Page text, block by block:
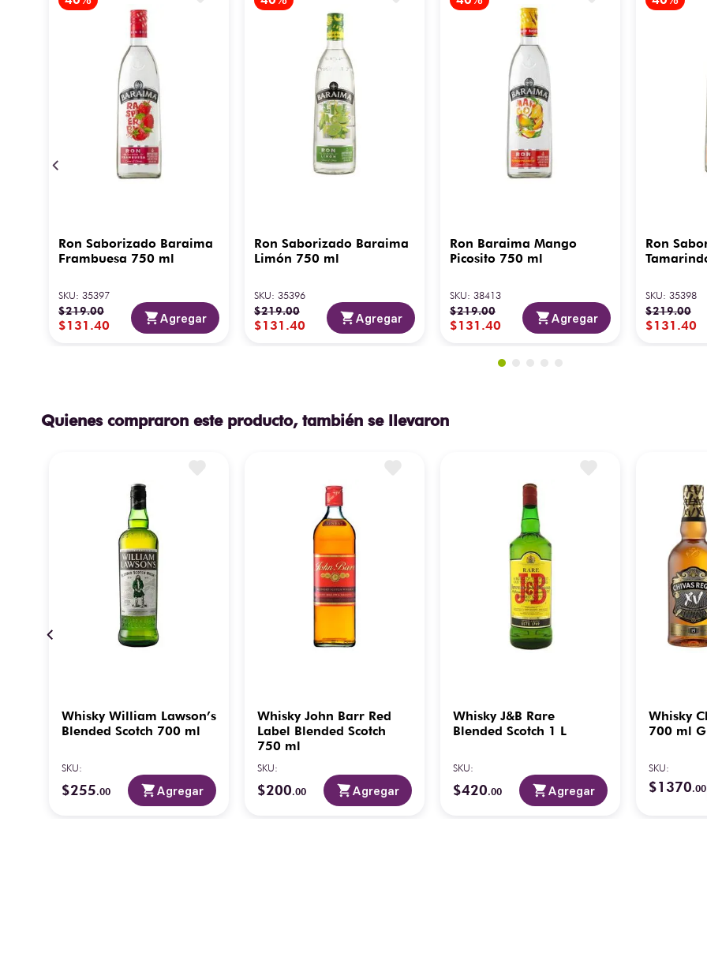
Ron Saborizado Baraima
Frambuesa 750 ml
SKU: 35397
$219.00
$131 .40 Agregar
Ron Saborizado Baraima
Limón 750 ml
SKU: 35396
$219.00
$131 .40 Agregar
Ron Baraima Mango
Picosito 750 ml
SKU: 38413
$219.00
$131 .40 Agregar
Ron
SKU: 35398
$219.00
$131 .40
Quienes compraron este producto, también se llevaron
Whisky William Lawson’s
Blended Scotch 700 ml
SKU:
$255.00 Agregar
Whisky John Barr Red
Label Blended Scotch
750 ml
SKU:
$200.00 Agregar
Whisky J&B Rare
Blended Scotch 1 L
SKU:
$420.00 Agregar
Whisky
700 ml
SKU:
$1370.00